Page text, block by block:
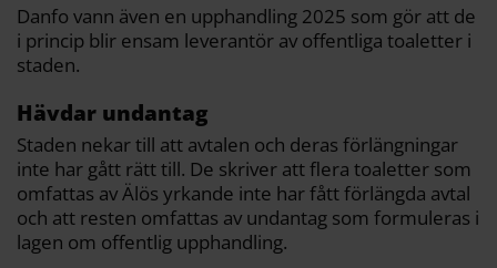
Danfo vann även en upphandling 2025 som gör att de
i princip blir ensam leverantör av offentliga toaletter i
staden.
Hävdar undantag
Staden nekar till att avtalen och deras förlängningar
inte har gått rätt till. De skriver att flera toaletter som
omfattas av Älös yrkande inte har fått förlängda avtal
och att resten omfattas av undantag som formuleras i
lagen om offentlig upphandling.